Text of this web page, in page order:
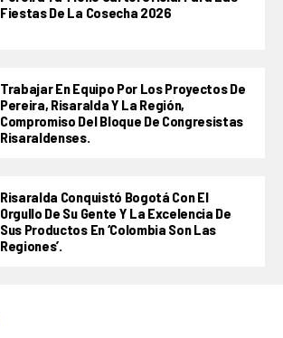
Fiestas De La Cosecha 2026
Trabajar En Equipo Por Los Proyectos De
Pereira, Risaralda Y La Región,
Compromiso Del Bloque De Congresistas
Risaraldenses.
Risaralda Conquistó Bogotá Con El
Orgullo De Su Gente Y La Excelencia De
Sus Productos En ‘Colombia Son Las
Regiones’.